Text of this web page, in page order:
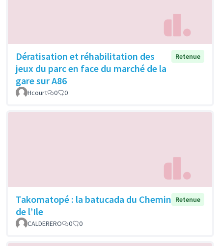
Dératisation et réhabilitation des
jeux du parc en face du marché de la
gare sur A86
Retenue
Hcourt 0 0
Takomatopé : la batucada du Chemin
de l’Ile
Retenue
CALDERERO 0 0